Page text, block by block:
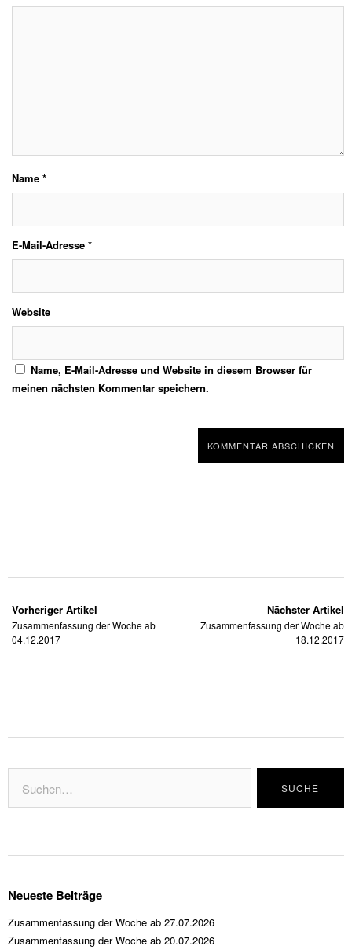
Name *
E-Mail-Adresse *
Website
Name, E-Mail-Adresse und Website in diesem Browser für
meinen nächsten Kommentar speichern.
Vorheriger Artikel
Zusammenfassung der Woche ab
04.12.2017
Nächster Artikel
Zusammenfassung der Woche ab
18.12.2017
Neueste Beiträge
Zusammenfassung der Woche ab 27.07.2026
Zusammenfassung der Woche ab 20.07.2026